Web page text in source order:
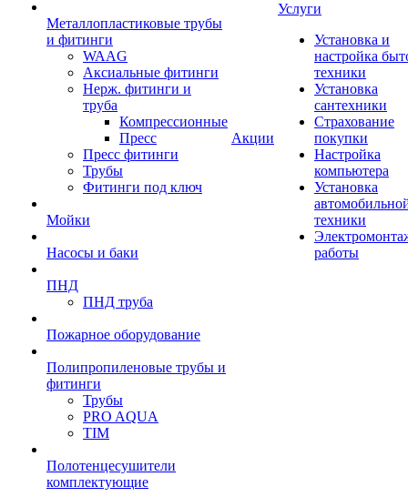
Металлопластиковые трубы
и фитинги
WAAG
Аксиальные фитинги
Нерж. фитинги и
труба
Компрессионные
Пресс
Пресс фитинги
Трубы
Фитинги под ключ
Мойки
Насосы и баки
ПНД
ПНД труба
Пожарное оборудование
Полипропиленовые трубы и
фитинги
Трубы
PRO AQUA
TIM
Полотенцесушители
комплектующие
Акции
Услуги
Установка и
настройка
техники
Установка
сантехники
Страхование
покупки
Настройка
компьютера
Установка
техники
работы